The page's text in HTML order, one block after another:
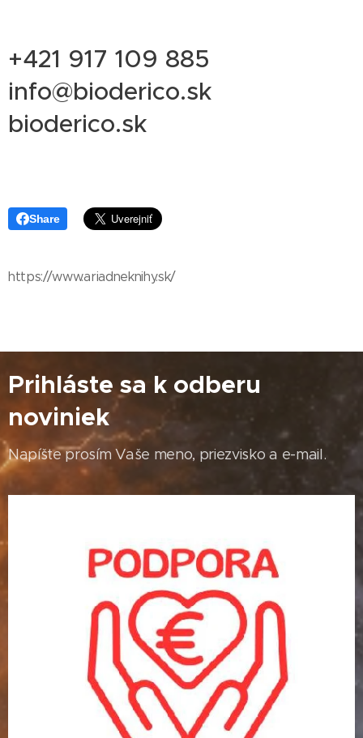
+421 917 109 885
info@bioderico.sk
bioderico.sk
Share
https://www.ariadneknihy.sk/
Prihláste sa k odberu
noviniek
Napíšte prosím Vaše meno, priezvisko a e-mail.